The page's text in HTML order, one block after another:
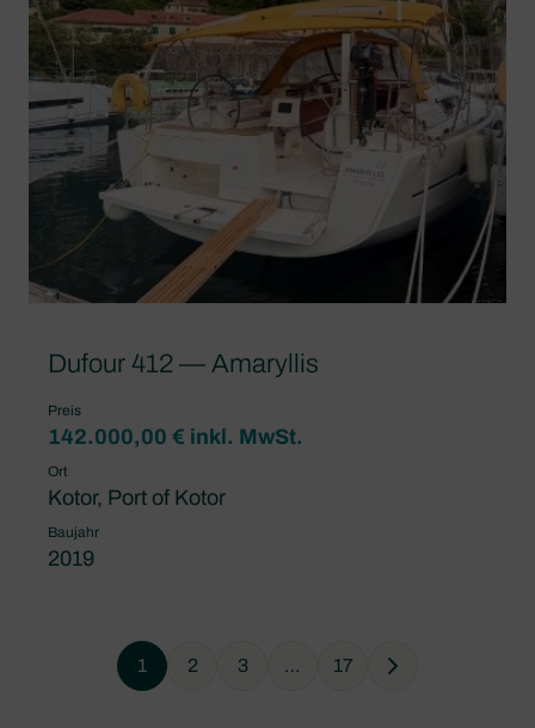
Dufour 412 — Amaryllis
Preis
142.000,00 € inkl. MwSt.
Ort
Kotor, Port of Kotor
Baujahr
2019
1 2 3 … 17 Next